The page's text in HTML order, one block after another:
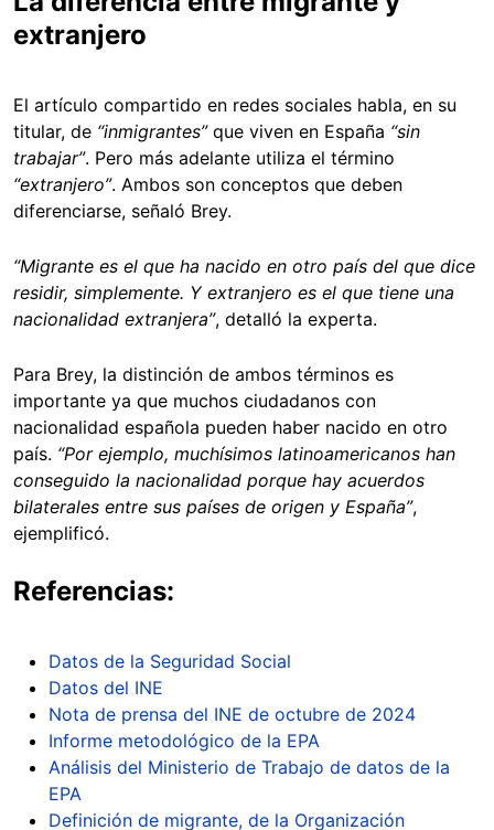
extranjero
El artículo compartido en redes sociales habla, en su
titular, de “inmigrantes” que viven en España “sin
trabajar”. Pero más adelante utiliza el término
“extranjero”. Ambos son conceptos que deben
diferenciarse, señaló Brey.
“Migrante es el que ha nacido en otro país del que dice
residir, simplemente. Y extranjero es el que tiene una
nacionalidad extranjera”, detalló la experta.
Para Brey, la distinción de ambos términos es
importante ya que muchos ciudadanos con
nacionalidad española pueden haber nacido en otro
país. “Por ejemplo, muchísimos latinoamericanos han
conseguido la nacionalidad porque hay acuerdos
bilaterales entre sus países de origen y España”,
ejemplificó.
Referencias:
Datos de la Seguridad Social
Datos del INE
Nota de prensa del INE de octubre de 2024
Informe metodológico de la EPA
Análisis del Ministerio de Trabajo de datos de la
EPA
Definición de migrante, de la Organización